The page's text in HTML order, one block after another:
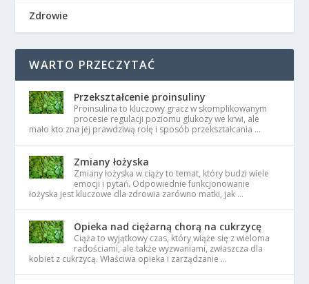
Zdrowie
WARTO PRZECZYTAĆ
Przekształcenie proinsuliny
Proinsulina to kluczowy gracz w skomplikowanym
procesie regulacji poziomu glukozy we krwi, ale
mało kto zna jej prawdziwą rolę i sposób przekształcania …
Zmiany łożyska
Zmiany łożyska w ciąży to temat, który budzi wiele
emocji i pytań. Odpowiednie funkcjonowanie
łożyska jest kluczowe dla zdrowia zarówno matki, jak …
Opieka nad ciężarną chorą na cukrzycę
Ciąża to wyjątkowy czas, który wiąże się z wieloma
radościami, ale także wyzwaniami, zwłaszcza dla
kobiet z cukrzycą. Właściwa opieka i zarządzanie …